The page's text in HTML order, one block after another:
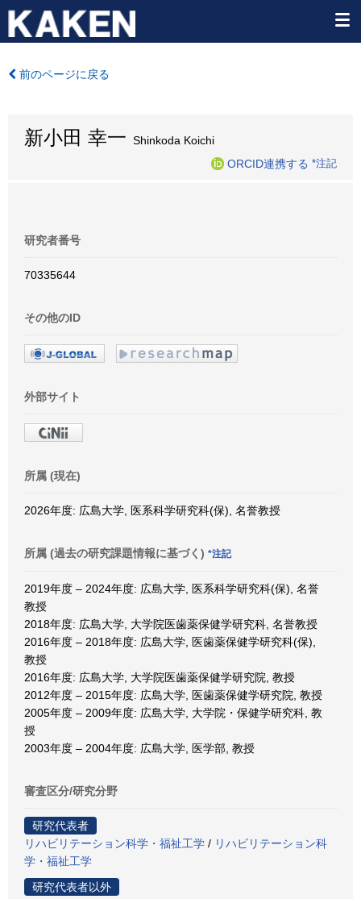
前のページに戻る
新小田 幸一 Shinkoda Koichi
ORCID連携する *注記
研究者番号
70335644
その他のID
外部サイト
所属 (現在)
2026年度: 広島大学, 医系科学研究科(保), 名誉教授
所属 (過去の研究課題情報に基づく) *注記
2019年度 – 2024年度: 広島大学, 医系科学研究科(保), 名誉
教授
2018年度: 広島大学, 大学院医歯薬保健学研究科, 名誉教授
2016年度 – 2018年度: 広島大学, 医歯薬保健学研究科(保),
教授
2016年度: 広島大学, 大学院医歯薬保健学研究院, 教授
2012年度 – 2015年度: 広島大学, 医歯薬保健学研究院, 教授
2005年度 – 2009年度: 広島大学, 大学院・保健学研究科, 教
授
2003年度 – 2004年度: 広島大学, 医学部, 教授
審査区分/研究分野
研究代表者
リハビリテーション科学・福祉工学 / リハビリテーション科
学・福祉工学
研究代表者以外